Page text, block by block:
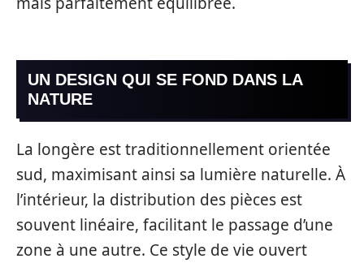
UN DESIGN QUI SE FOND DANS LA
NATURE
La longère est traditionnellement orientée
sud, maximisant ainsi sa lumière naturelle. À
l’intérieur, la distribution des pièces est
souvent linéaire, facilitant le passage d’une
zone à une autre. Ce style de vie ouvert